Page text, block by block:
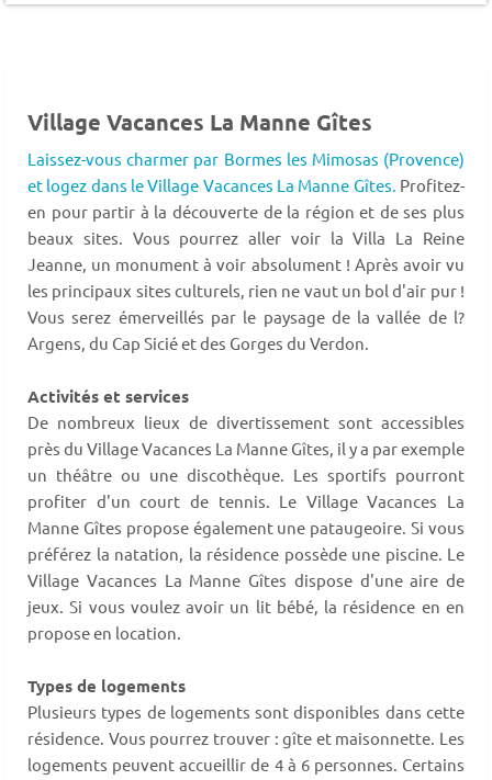
Village Vacances La Manne Gîtes
Laissez-vous charmer par Bormes les Mimosas (Provence)
et logez dans le Village Vacances La Manne Gîtes. Profitez-
en pour partir à la découverte de la région et de ses plus
beaux sites. Vous pourrez aller voir la Villa La Reine
Jeanne, un monument à voir absolument ! Après avoir vu
les principaux sites culturels, rien ne vaut un bol d'air pur !
Vous serez émerveillés par le paysage de la vallée de l?
Argens, du Cap Sicié et des Gorges du Verdon.
Activités et services
De nombreux lieux de divertissement sont accessibles
près du Village Vacances La Manne Gîtes, il y a par exemple
un théâtre ou une discothèque. Les sportifs pourront
profiter d'un court de tennis. Le Village Vacances La
Manne Gîtes propose également une pataugeoire. Si vous
préférez la natation, la résidence possède une piscine. Le
Village Vacances La Manne Gîtes dispose d'une aire de
jeux. Si vous voulez avoir un lit bébé, la résidence en en
propose en location.
Types de logements
Plusieurs types de logements sont disponibles dans cette
résidence. Vous pourrez trouver : gîte et maisonnette. Les
logements peuvent accueillir de 4 à 6 personnes. Certains